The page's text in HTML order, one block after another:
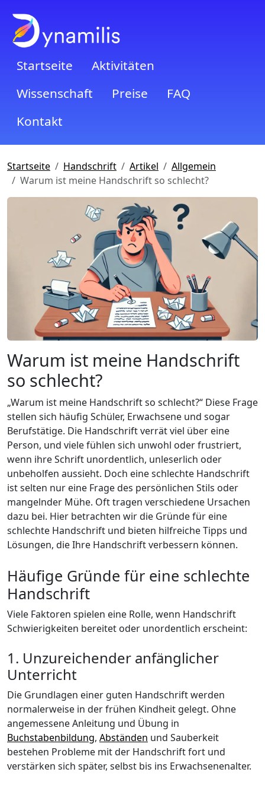
Startseite
Aktivitäten
Wissenschaft
Preise
FAQ
Kontakt
Startseite Handschrift Artikel
Allgemein
Warum ist meine Handschrift so schlecht?
Warum ist meine Handschrift
so schlecht?
„Warum ist meine Handschrift so schlecht?“ Diese Frage
stellen sich häufig Schüler, Erwachsene und sogar
Berufstätige. Die Handschrift verrät viel über eine
Person, und viele fühlen sich unwohl oder frustriert,
wenn ihre Schrift unordentlich, unleserlich oder
unbeholfen aussieht. Doch eine schlechte Handschrift
ist selten nur eine Frage des persönlichen Stils oder
mangelnder Mühe. Oft tragen verschiedene Ursachen
dazu bei. Hier betrachten wir die Gründe für eine
schlechte Handschrift und bieten hilfreiche Tipps und
Lösungen, die Ihre Handschrift verbessern können.
Häufige Gründe für eine schlechte
Handschrift
Viele Faktoren spielen eine Rolle, wenn Handschrift
Schwierigkeiten bereitet oder unordentlich erscheint:
1. Unzureichender anfänglicher
Unterricht
Die Grundlagen einer guten Handschrift werden
normalerweise in der frühen Kindheit gelegt. Ohne
angemessene Anleitung und Übung in
Buchstabenbildung, Abständen und Sauberkeit
bestehen Probleme mit der Handschrift fort und
verstärken sich später, selbst bis ins Erwachsenenalter.